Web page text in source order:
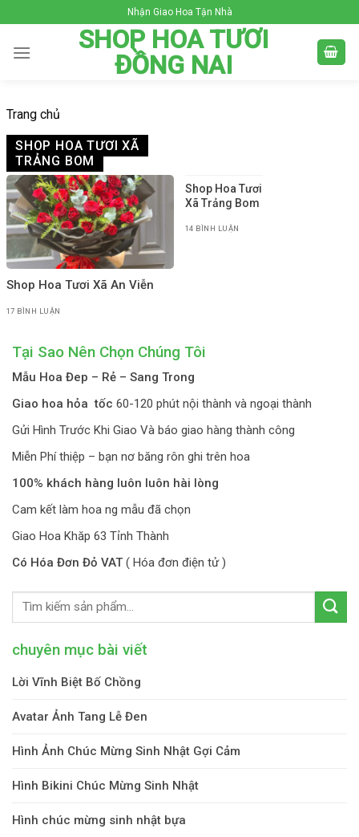
to
content
Nhận Giao Hoa Tận Nhà
SHOP HOA TƯƠI
ĐỒNG NAI
Trang chủ
SHOP HOA TƯƠI XÃ
TRẢNG BOM
Shop Hoa Tươi Xã An Viễn
17 BÌNH LUẬN
Shop Hoa Tươi
Xã Trảng Bom
14 BÌNH LUẬN
Tại Sao Nên Chọn Chúng Tôi
Mẫu Hoa Đep – Rẻ – Sang Trong
Giao hoa hỏa tốc 60-120 phút nội thành và ngoại thành
Gửi Hình Trước Khi Giao Và báo giao hàng thành công
Miễn Phí thiệp – bạn nơ băng rôn ghi trên hoa
100% khách hàng luôn luôn hài lòng
Cam kết làm hoa ng mẫu đã chọn
Giao Hoa Khăp 63 Tỉnh Thành
Có Hóa Đơn Đỏ VAT ( Hóa đơn điện tử )
chuyên mục bài viết
Lời Vĩnh Biệt Bố Chồng
Avatar Ảnh Tang Lễ Đen
Hình Ảnh Chúc Mừng Sinh Nhật Gợi Cảm
Hình Bikini Chúc Mừng Sinh Nhật
Hình chúc mừng sinh nhật bựa